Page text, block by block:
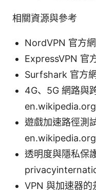
相關資源與參考
NordVPN 官方
ExpressVPN 官
Surfshark 官方
4G、5G 網路與
遊戲加速路徑測
透明度與隱私保
VPN 與加速器